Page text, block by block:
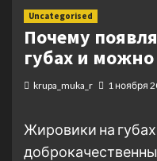
Uncategorised
Почему
губах и
krupa_muka_r 1 ноября
Жировики на